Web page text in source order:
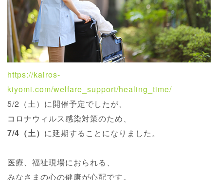
https://kairos-
kiyomi.com/welfare_support/healing_time/
5/2（土）に開催予定でしたが、
コロナウィルス感染対策のため、
7/4（土） に延期することになりました。
医療、福祉現場におられる、
みなさまの心の健康が心配です。